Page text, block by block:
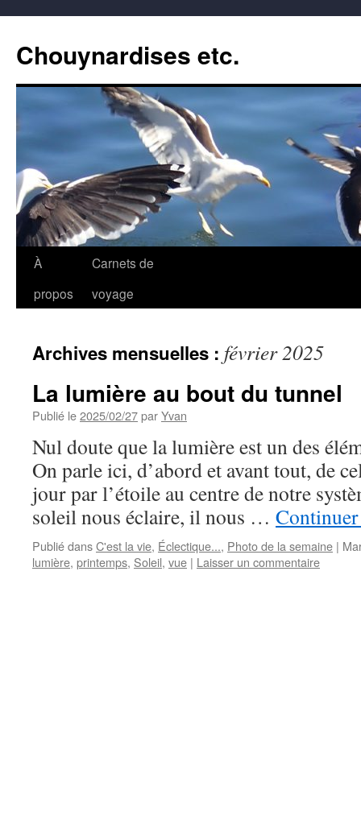
contenu
Chouynardises etc.
À
propos
Carnets de
voyage
Archives mensuelles : février 2025
La lumière au bout du tunnel
Publié le2025/02/27parYvan
Nul doute que la lumière est un des
On parle ici, d’abord et avant tout, de
jour par l’étoile au centre de notre
soleil nous éclaire, il nous …
Publié dansC'est la vie, Éclectique..., Photo de la semaine |
lumière, printemps, Soleil, vue | Laisser un commentaire